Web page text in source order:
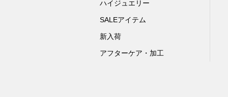
ハイジュエリー
SALEアイテム
新入荷
アフターケア・加工